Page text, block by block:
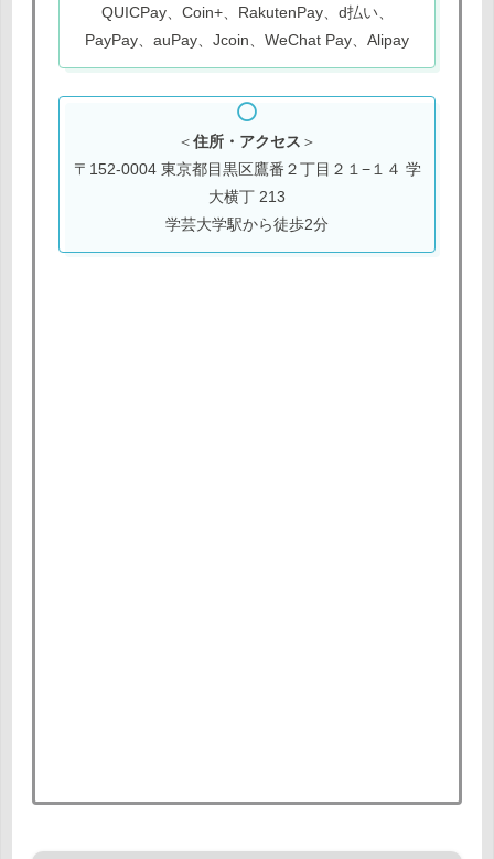
QUICPay、Coin+、RakutenPay、d払い、
PayPay、auPay、Jcoin、WeChat Pay、Alipay
＜住所・アクセス ＞
〒152-0004 東京都目黒区鷹番２丁目２１−１４ 学
大横丁 213
学芸大学駅から徒歩2分